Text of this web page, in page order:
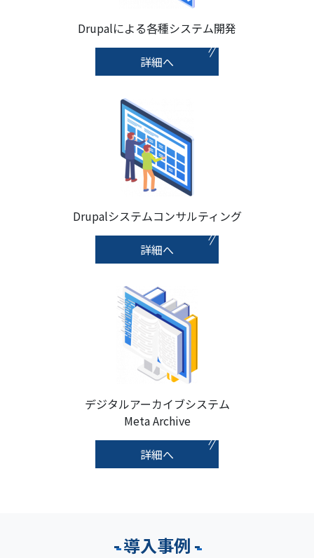
Drupalによる各種システム開発
詳細へ
Drupalシステムコンサルティング
詳細へ
デジタルアーカイブシステム
Meta Archive
詳細へ
導入事例